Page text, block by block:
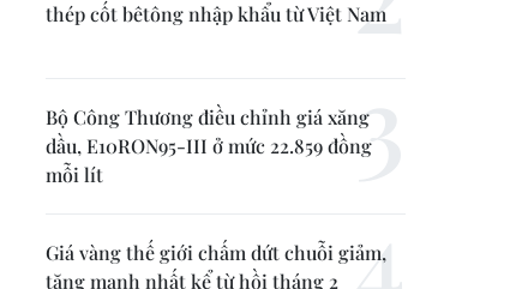
thép cốt bêtông nhập khẩu từ Việt Nam
Bộ Công Thương điều chỉnh giá xăng
dầu, E10RON95-III ở mức 22.859 đồng
mỗi lít
Giá vàng thế giới chấm dứt chuỗi giảm,
tăng mạnh nhất kể từ hồi tháng 2